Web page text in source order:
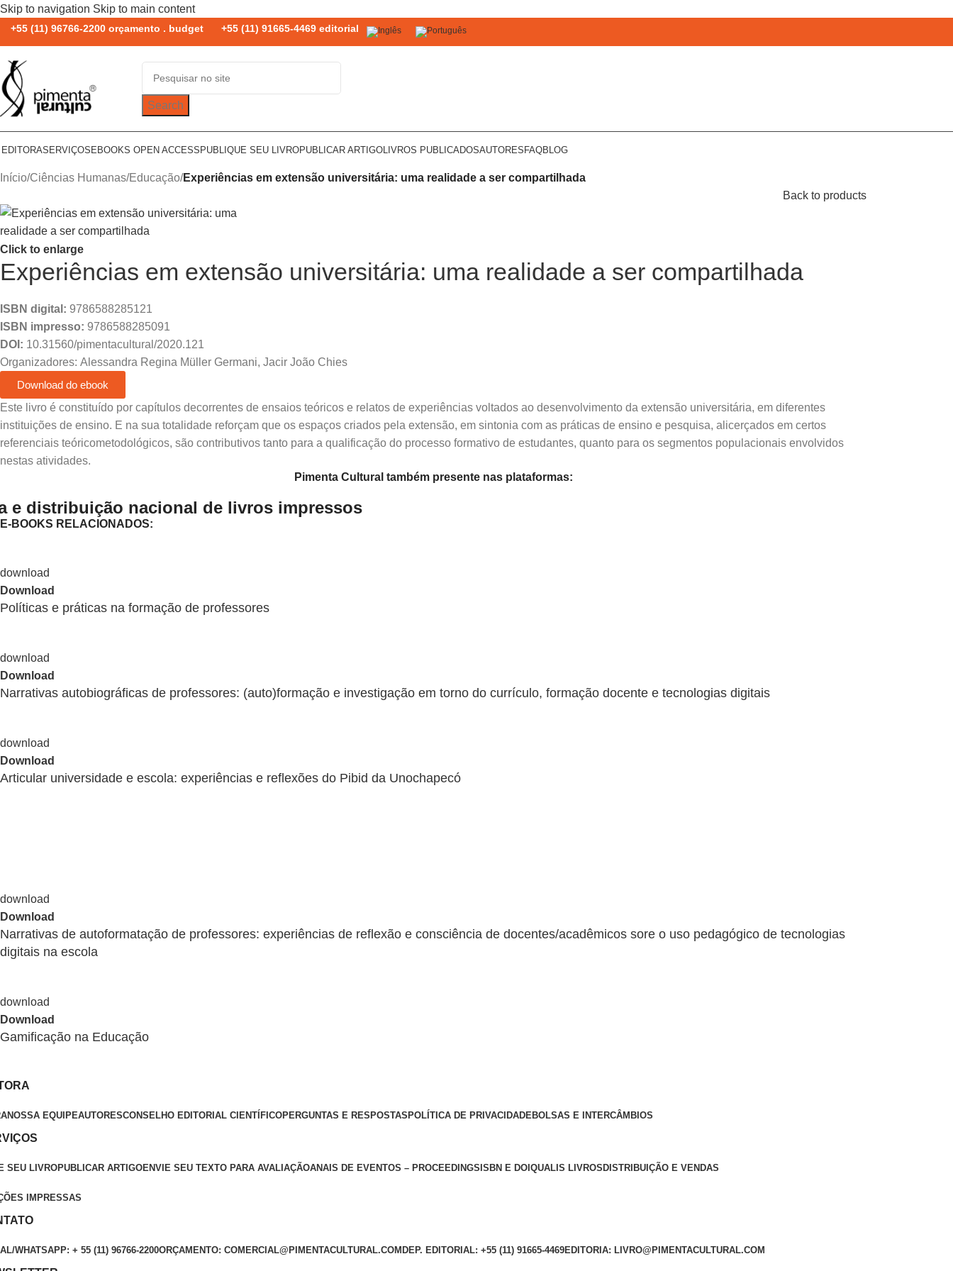
Skip to navigation Skip to main content
+55 (11) 96766-2200 orçamento . budget +55 (11) 91665-4469 editorial
Search
SERVIÇOS EBOOKS OPEN ACCESS PUBLIQUE SEU LIVROPUBLICAR ARTIGOLIVROS PUBLICADOSAUTORES FAQBLOG
Início/Ciências Humanas/Educação/Experiências em extensão universitária: uma realidade a ser compartilhada
Back to products
Click to enlarge
Experiências em extensão universitária: uma realidade a ser compartilhada
ISBN digital: 9786588285121
ISBN impresso: 9786588285091
DOI: 10.31560/pimentacultural/2020.121
Organizadores: Alessandra Regina Müller Germani, Jacir João Chies
Download do ebook
Este livro é constituído por capítulos decorrentes de ensaios teóricos e relatos de experiências voltados ao desenvolvimento da extensão universitária, em diferentes
instituições de ensino. E na sua totalidade reforçam que os espaços criados pela extensão, em sintonia com as práticas de ensino e pesquisa, alicerçados em certos
referenciais teóricometodológicos, são contributivos tanto para a qualificação do processo formativo de estudantes, quanto para os segmentos populacionais envolvidos
nestas atividades.
Pimenta Cultural também presente nas plataformas:
e distribuição nacional de livros impressos
E-BOOKS RELACIONADOS:
Download
Políticas e práticas na formação de professores
Download
Narrativas autobiográficas de professores: (auto)formação e investigação em torno do currículo, formação docente e tecnologias digitais
Download
Articular universidade e escola: experiências e reflexões do Pibid da Unochapecó
Download
Narrativas de autoformatação de professores: experiências de reflexão e consciência de docentes/acadêmicos sore o uso pedagógico de tecnologias
digitais na escola
Download
Gamificação na Educação
NOSSA EQUIPEAUTORESCONSELHO EDITORIAL CIENTÍFICOPERGUNTAS E RESPOSTAS POLÍTICA DE PRIVACIDADEBOLSAS E INTERCÂMBIOS
SEU LIVROPUBLICAR ARTIGOENVIE SEU TEXTO PARA AVALIAÇÃOANAIS DE EVENTOS – PROCEEDINGS ISBN E DOIQUALIS LIVROS DISTRIBUIÇÃO E VENDAS
IMPRESSAS
WHATSAPP: + 55 (11) 96766-2200ORÇAMENTO: COMERCIAL@PIMENTACULTURAL.COM DEP. EDITORIAL: +55 (11) 91665-4469EDITORIA: LIVRO@PIMENTACULTURAL.COM